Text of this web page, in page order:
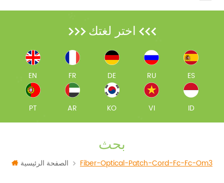
اختر لغتك
EN FR DE RU ES
PT AR KO VI ID
بحث
الصفحة الرئيسية Fiber-Optical-Patch-Cord-Fc-Fc-Om3